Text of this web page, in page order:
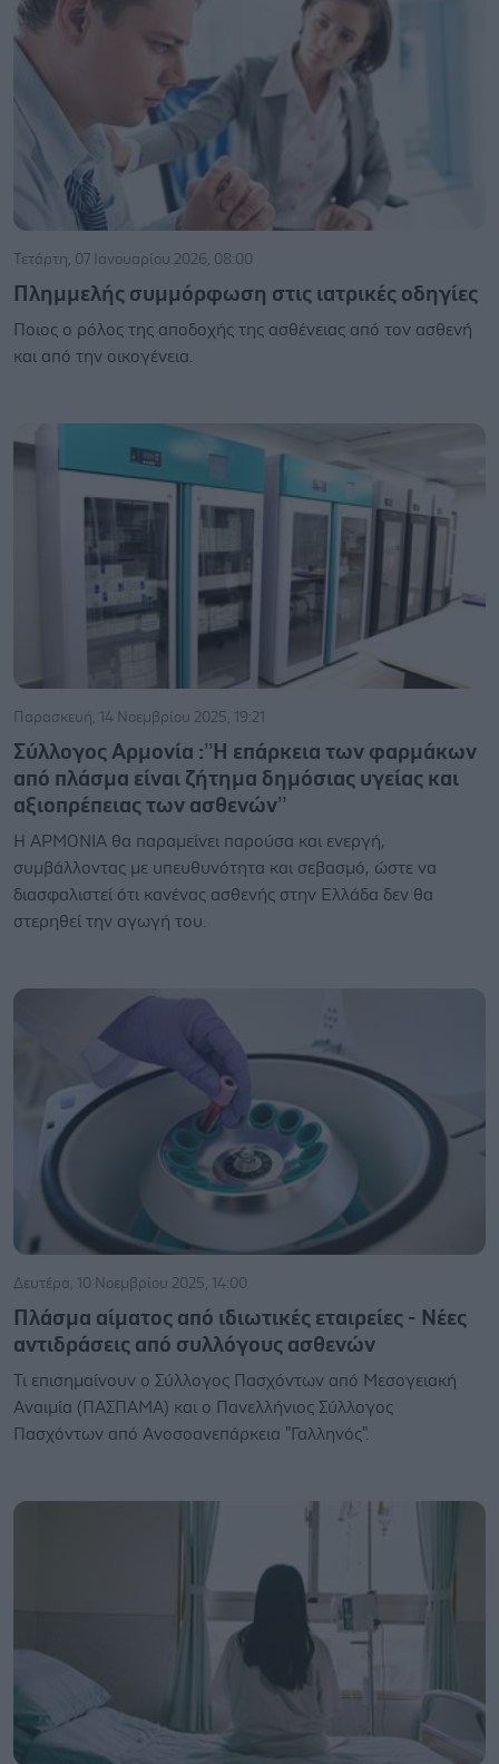
Τετάρτη, 07 Ιανουαρίου 2026, 08:00
Πλημμελής συμμόρφωση στις ιατρικές οδηγίες
Ποιος ο ρόλος της αποδοχής της ασθένειας από τον ασθενή
και από την οικογένεια.
Παρασκευή, 14 Νοεμβρίου 2025, 19:21
Σύλλογος Αρμονία :’’Η επάρκεια των φαρμάκων
από πλάσμα είναι ζήτημα δημόσιας υγείας και
αξιοπρέπειας των ασθενών’’
Η ΑΡΜΟΝΙΑ θα παραμείνει παρούσα και ενεργή,
συμβάλλοντας με υπευθυνότητα και σεβασμό, ώστε να
διασφαλιστεί ότι κανένας ασθενής στην Ελλάδα δεν θα
στερηθεί την αγωγή του.
Δευτέρα, 10 Νοεμβρίου 2025, 14:00
Πλάσμα αίματος από ιδιωτικές εταιρείες - Νέες
αντιδράσεις από συλλόγους ασθενών
Τι επισημαίνουν ο Σύλλογος Πασχόντων από Μεσογειακή
Αναιμία (ΠΑΣΠΑΜΑ) και ο Πανελλήνιος Σύλλογος
Πασχόντων από Ανοσοανεπάρκεια "Γαλληνός".